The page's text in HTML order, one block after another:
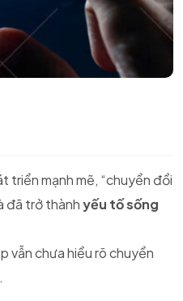
triển mạnh mẽ, “chuyển đổi
đã trở thànhyếu tố sống
vẫn chưa hiểu rõ chuyển